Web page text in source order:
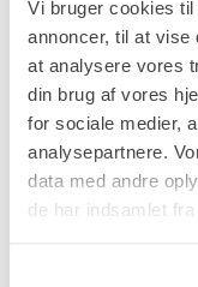
Vi bruger cookies
annoncer, til at vise
at analysere vores
din brug af vores
for sociale medier,
analysepartnere.
data med andre
de har indsamlet
Del-Pin blev
er det et af
Tillige er der
Haderslev,
side. På Fyn er
plads både i